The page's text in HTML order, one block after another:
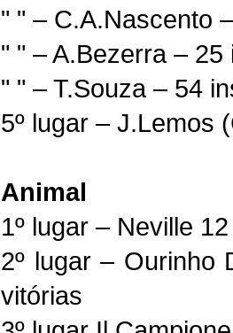
" " – C.A.Nascento
" " – A.Bezerra –
" " – T.Souza – 54
5º lugar – J.Lemos
Animal
1º lugar – Neville
2º lugar – Ourinho
vitórias